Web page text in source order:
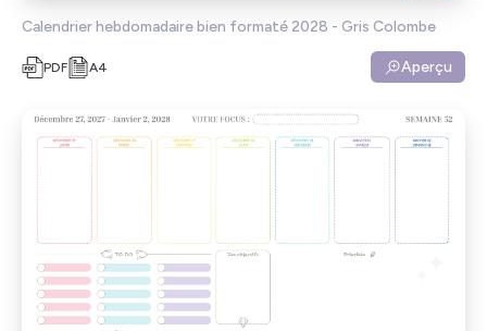
Calendrier hebdomadaire bien formaté 2028 - Gris Colombe
PDF A4 Aperçu